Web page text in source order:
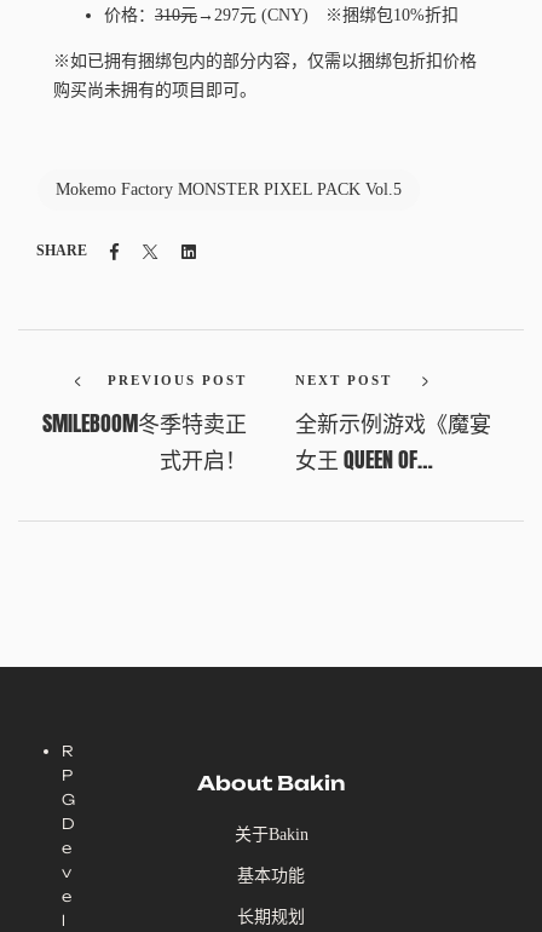
价格： 310元→297元 (CNY) ※捆绑包10%折扣
※如已拥有捆绑包内的部分内容，仅需以捆绑包折扣价格
购买尚未拥有的项目即可。
Mokemo Factory MONSTER PIXEL PACK Vol.5
SHARE FacebookTwitterLinkedin
PREVIOUS POST
SMILEBOOM冬季特卖正
式开启！
NEXT POST
全新示例游戏《魔宴
女王 QUEEN OF
R
P
G
D
e
v
e
l
About Bakin
关于Bakin
基本功能
长期规划